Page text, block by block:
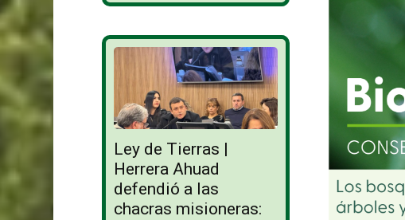
Ley de Tierras |
Herrera Ahuad
defendió a las
chacras misioneras: